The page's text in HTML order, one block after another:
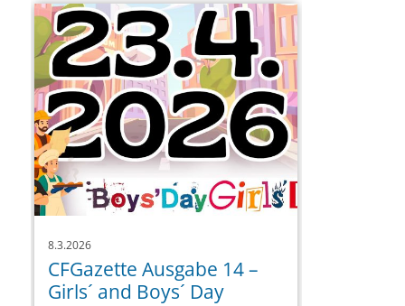
8.3.2026
CFGazette Ausgabe 14 –
Girls´ and Boys´ Day